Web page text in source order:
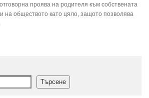
проява на родителя към собствената
на обществото като цяло, защото позволява
Търсене